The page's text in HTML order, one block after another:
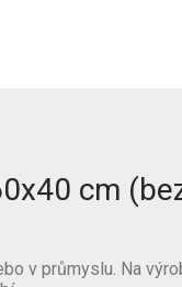
cm
v průmyslu. Na